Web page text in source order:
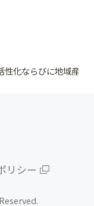
性化ならびに地域産業
リシー